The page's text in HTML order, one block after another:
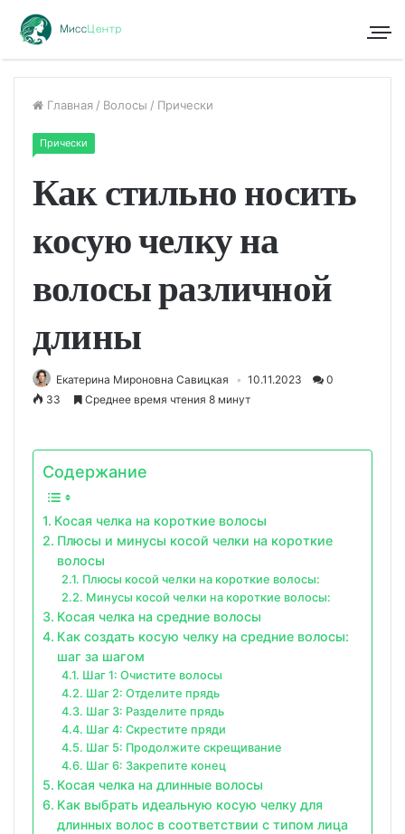
Главная / Волосы / Прически
Прически
Как стильно носить
косую челку на
волосы различной
длины
Екатерина Мироновна Савицкая 10.11.2023
0
33
Среднее время чтения 8 минут
Содержание
Косая челка на короткие волосы
Плюсы и минусы косой челки на короткие
волосы
Плюсы косой челки на короткие волосы:
Минусы косой челки на короткие волосы:
Косая челка на средние волосы
Как создать косую челку на средние волосы:
шаг за шагом
Шаг 1: Очистите волосы
Шаг 2: Отделите прядь
Шаг 3: Разделите прядь
Шаг 4: Скрестите пряди
Шаг 5: Продолжите скрещивание
Шаг 6: Закрепите конец
Косая челка на длинные волосы
Как выбрать идеальную косую челку для
длинных волос в соответствии с типом лица